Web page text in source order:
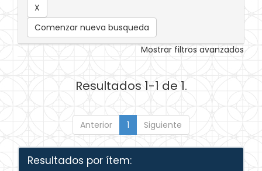
Comenzar nueva busqueda
Mostrar filtros avanzados
Resultados 1-1 de 1.
Anterior 1 Siguiente
Resultados por ítem: